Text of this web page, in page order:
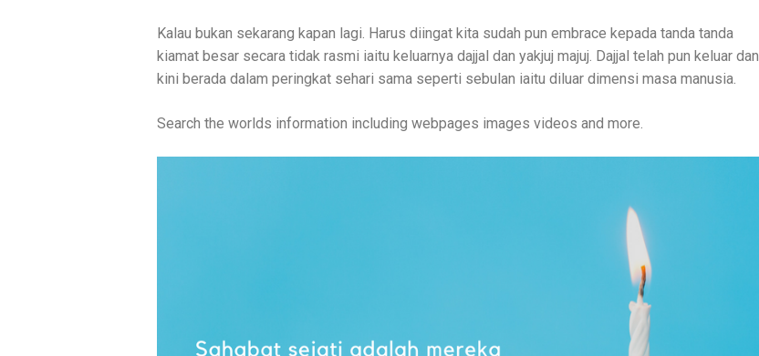
Kalau bukan sekarang kapan lagi. Harus diingat kita sudah pun embrace kepada tanda tanda
kiamat besar secara tidak rasmi iaitu keluarnya dajjal dan yakjuj majuj. Dajjal telah pun keluar dan
kini berada dalam peringkat sehari sama seperti sebulan iaitu diluar dimensi masa manusia.
Search the worlds information including webpages images videos and more.